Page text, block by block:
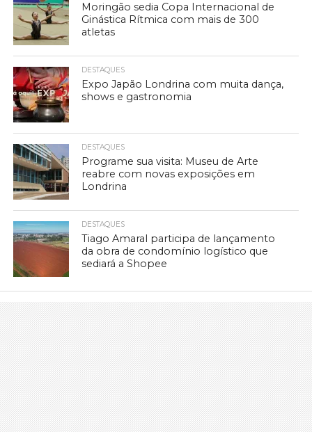
Moringão sedia Copa Internacional de
Ginástica Rítmica com mais de 300
atletas
DESTAQUES
Expo Japão Londrina com muita dança,
shows e gastronomia
DESTAQUES
Programe sua visita: Museu de Arte
reabre com novas exposições em
Londrina
DESTAQUES
Tiago Amaral participa de lançamento
da obra de condomínio logístico que
sediará a Shopee